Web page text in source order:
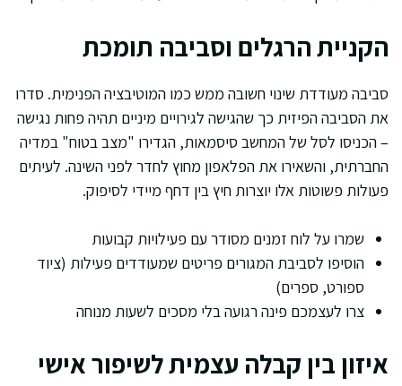
הקניית הרגלים וסביבה תומכת
סביבה מעודדת שינוי חשובה ממש כמו המוטיבציה הפנימית. סדרו
את הסביבה הפיזית כך שהגישה לגירויים מיניים תהיה פחות נגישה
– הכניסו לסל של המחשב סיסמאות, הגדירו "מצב בטוח" במדיה
החברתית, והשאירו את הפלאפון מחוץ לחדר לפני השינה. לעיתים
פעולות פשוטות אלו יוצרות חיץ בין דחף מיידי לסיפוק.
שמרו על לוח זמנים מסודר עם פעילויות קבועות
הוסיפו לסביבת המגורים פריטים שמעודדים פעילות (ציוד
ספורט, ספרים)
צרו לעצמכם פינה רגועה בלי מסכים לשעות מנוחה
איזון בין קבלה עצמית לשיפור אישי